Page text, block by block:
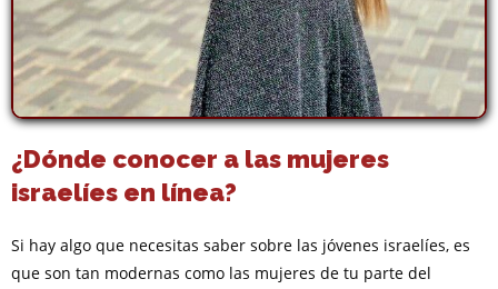
¿Dónde conocer a las mujeres
israelíes en línea?
Si hay algo que necesitas saber sobre las jóvenes israelíes, es
que son tan modernas como las mujeres de tu parte del